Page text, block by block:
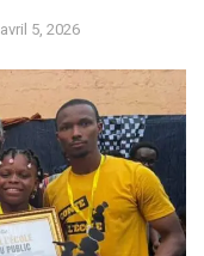
avril 5, 2026